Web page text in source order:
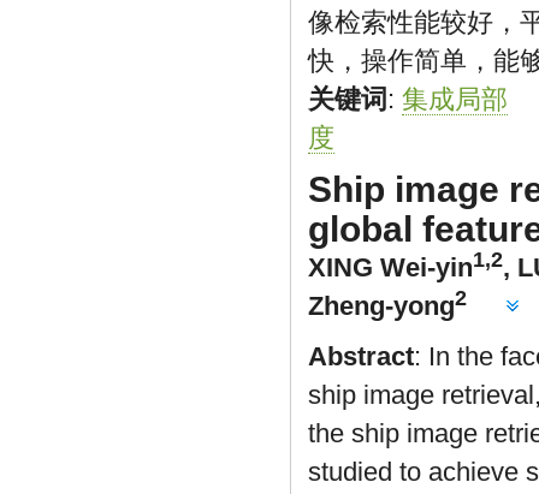
像检索性能较好，
快，操作简单，能
关键词 : 集成局部
度
Ship image
global
XING Wei-yin1,2,
Zheng-yong2
Abstract: In the
ship image
the ship image
studied to achieve